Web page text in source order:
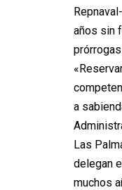
años sin
a
Las
delegan
muchos